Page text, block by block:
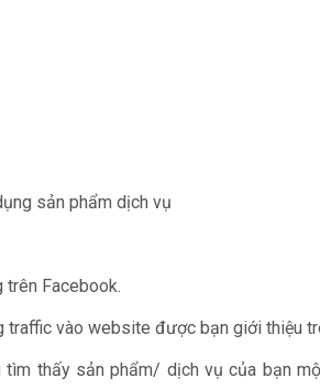
sản phẩm dịch vụ
trên Facebook.
vào website được bạn giới thiệu
thấy sản phẩm/ dịch vụ của bạn